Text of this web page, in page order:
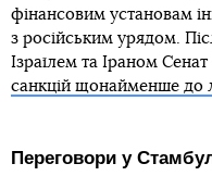
фінансовим установам
з російським урядом.
Ізраїлем та Іраном
санкцій щонайменше до
Переговори у